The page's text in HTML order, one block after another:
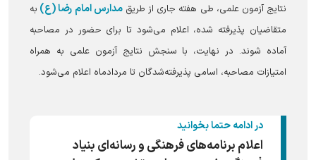
نتایج آزمون علمی، طی هفته جاری از طریقمدارس امام رضا (ع) به
متقاضیان پذیرفته شده، اعلام می‌شود تا برای حضور در مصاحبه
آماده شوند. در نهایت، با سنجش نتایج آزمون علمی به همراه
امتیازات مصاحبه، اسامی پذیرفته‌شدگان تا مردادماه اعلام می‌شود.
در ادامه حتما بخوانید
اعلام برنامه‌های فرهنگی و رسانه‌ای بنیاد